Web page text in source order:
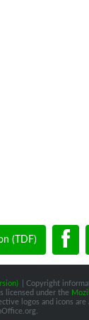
(TDF)
| Copyright
licensed under the
logos and icons